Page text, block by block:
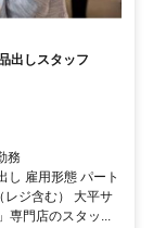
出しスタッフ
務
し 雇用形態 パート
レジ含む） 大平サ
門店のスタッ...